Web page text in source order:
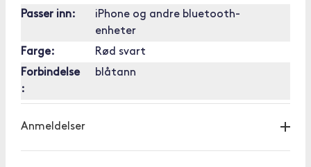
Passer inn:
iPhone og andre bluetooth-
enheter
Farge:
Rød svart
Forbindelse
:
blåtann
Anmeldelser